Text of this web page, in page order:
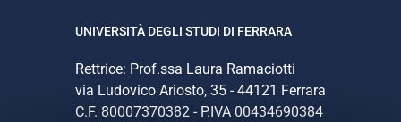
UNIVERSITÀ DEGLI STUDI DI FERRARA
Rettrice: Prof.ssa Laura Ramaciotti
via Ludovico Ariosto, 35 - 44121 Ferrara
C.F. 80007370382 - P.IVA 00434690384